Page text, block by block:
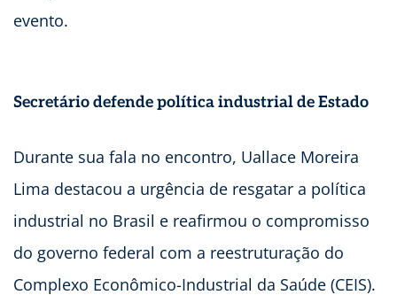
evento.
Secretário defende política industrial de Estado
Durante sua fala no encontro, Uallace Moreira
Lima destacou a urgência de resgatar a política
industrial no Brasil e reafirmou o compromisso
do governo federal com a reestruturação do
Complexo Econômico-Industrial da Saúde (CEIS).